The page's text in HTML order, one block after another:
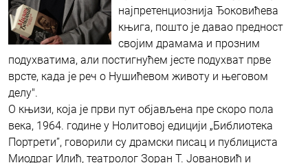
најпретенциознија Ђоковићева
књига, пошто је давао предност
својим драмама и прозним
подухватима, али постигнућем јесте подухват прве
врсте, када је реч о Нушићевом животу и његовом
делу".
О књизи, која је први пут објављена пре скоро пола
века, 1964. године у Нолитовој едицији „Библиотека
Портрети”, говорили су драмски писац и публициста
Миодраг Илић, театролог Зоран Т. Јовановић и